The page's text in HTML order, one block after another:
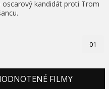
oscarový kandidát proti Trom
01
FILMY